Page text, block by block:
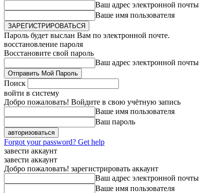
Ваш адрес электронной почты
Ваше имя пользователя
Пароль будет выслан Вам по электронной почте.
восстановление пароля
Восстановите свой пароль
Ваш адрес электронной почты
Поиск
войти в систему
Добро пожаловать! Войдите в свою учётную запись
Ваше имя пользователя
Ваш пароль
Forgot your password? Get help
завести аккаунт
завести аккаунт
Добро пожаловать! зарегистрировать аккаунт
Ваш адрес электронной почты
Ваше имя пользователя